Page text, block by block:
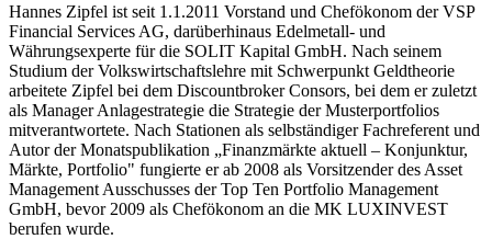
Hannes Zipfel ist seit 1.1.2011 Vorstand und Chefökonom der VSP
Financial Services AG, darüberhinaus Edelmetall- und
Währungsexperte für die SOLIT Kapital GmbH. Nach seinem
Studium der Volkswirtschaftslehre mit Schwerpunkt Geldtheorie
arbeitete Zipfel bei dem Discountbroker Consors, bei dem er zuletzt
als Manager Anlagestrategie die Strategie der Musterportfolios
mitverantwortete. Nach Stationen als selbständiger Fachreferent und
Autor der Monatspublikation „Finanzmärkte aktuell – Konjunktur,
Märkte, Portfolio" fungierte er ab 2008 als Vorsitzender des Asset
Management Ausschusses der Top Ten Portfolio Management
GmbH, bevor 2009 als Chefökonom an die MK LUXINVEST
berufen wurde.